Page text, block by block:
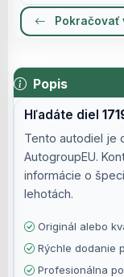
Pokračovať
Popis
Hľadáte diel
Tento autodiel je
AutogroupEU.
informácie o
lehotách.
Originál alebo
Rýchle dodanie
Profesionálna